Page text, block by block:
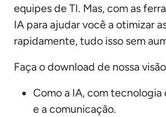
equipes de TI. Mas, com as
IA para ajudar você a otimizar
rapidamente, tudo isso sem
Faça o download de nossa
Como a IA, com
e a comunicação.